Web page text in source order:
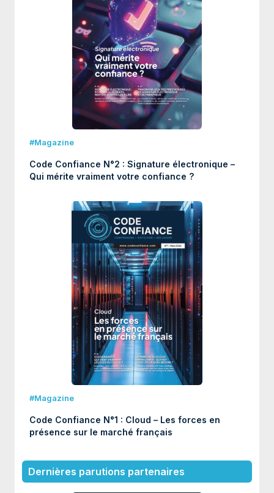
#Magazine
Code Confiance N°2 : Signature électronique –
Qui mérite vraiment votre confiance ?
#Magazine
Code Confiance N°1 : Cloud – Les forces en
présence sur le marché français
Dernières parutions partenaires